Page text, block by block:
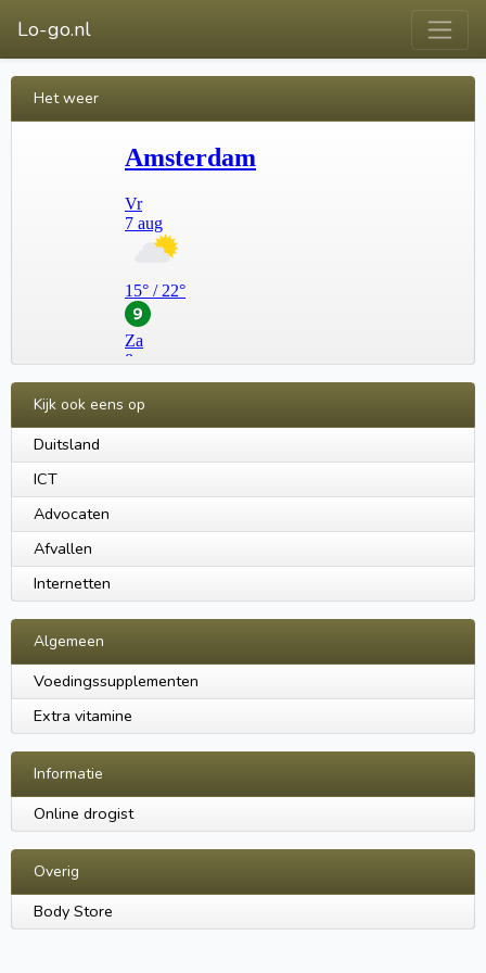
Lo-go.nl
Het weer
Kijk ook eens op
Duitsland
ICT
Advocaten
Afvallen
Internetten
Algemeen
Voedingssupplementen
Extra vitamine
Informatie
Online drogist
Overig
Body Store